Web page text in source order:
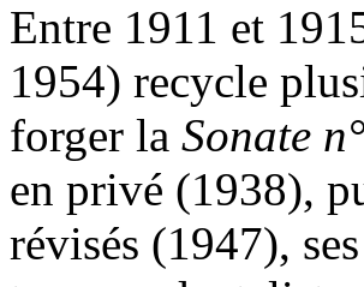
Entre 1911 et
1954) recycle
forger la Sonate
en privé (1938),
révisés (1947),